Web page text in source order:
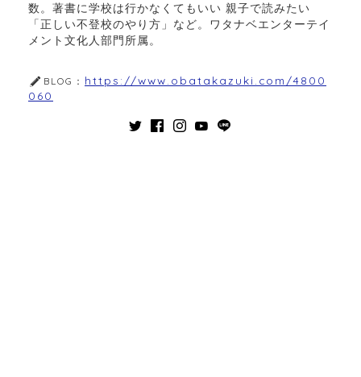
数。著書に学校は行かなくてもいい 親子で読みたい
「正しい不登校のやり方」など。ワタナベエンターテイ
メント文化人部門所属。
BLOG： https://www.obatakazuki.com/4800
060